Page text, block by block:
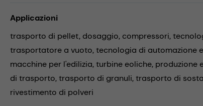
Applicazioni
trasporto di pellet, dosaggio, compressori,
trasportatore a vuoto,tecnologia di automazione
macchine per l'edilizia,turbine eoliche, produzione
di trasporto,trasporto di granuli,trasporto di
rivestimento di polveri